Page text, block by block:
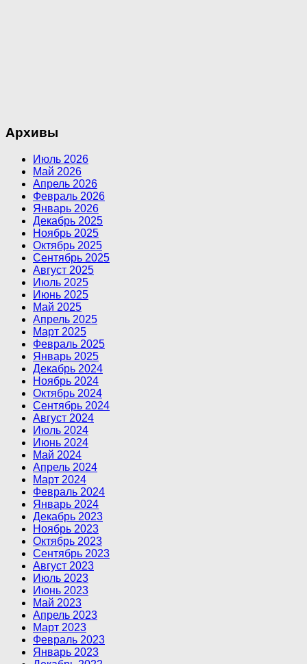
Архивы
Июль 2026
Май 2026
Апрель 2026
Февраль 2026
Январь 2026
Декабрь 2025
Ноябрь 2025
Октябрь 2025
Сентябрь 2025
Август 2025
Июль 2025
Июнь 2025
Май 2025
Апрель 2025
Март 2025
Февраль 2025
Январь 2025
Декабрь 2024
Ноябрь 2024
Октябрь 2024
Сентябрь 2024
Август 2024
Июль 2024
Июнь 2024
Май 2024
Апрель 2024
Март 2024
Февраль 2024
Январь 2024
Декабрь 2023
Ноябрь 2023
Октябрь 2023
Сентябрь 2023
Август 2023
Июль 2023
Июнь 2023
Май 2023
Апрель 2023
Март 2023
Февраль 2023
Январь 2023